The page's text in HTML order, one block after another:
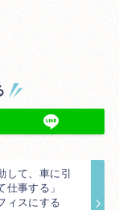
して、車に引
仕事する」
ィスにする